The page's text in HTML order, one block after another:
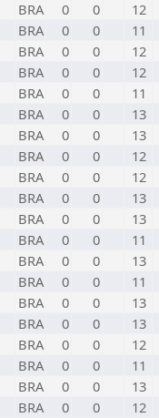
BRA 0 0 12
BRA 0 0 11
BRA 0 0 12
BRA 0 0 12
BRA 0 0 11
BRA 0 0 13
BRA 0 0 13
BRA 0 0 12
BRA 0 0 12
BRA 0 0 13
BRA 0 0 13
BRA 0 0 11
BRA 0 0 13
BRA 0 0 11
BRA 0 0 13
BRA 0 0 13
BRA 0 0 12
BRA 0 0 11
BRA 0 0 13
BRA 0 0 12